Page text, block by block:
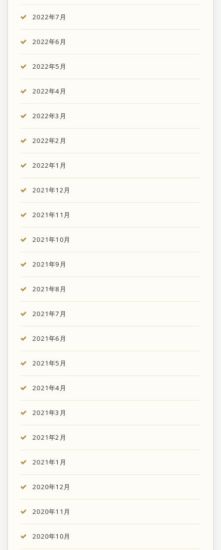
2022年7月
2022年6月
2022年5月
2022年4月
2022年3月
2022年2月
2022年1月
2021年12月
2021年11月
2021年10月
2021年9月
2021年8月
2021年7月
2021年6月
2021年5月
2021年4月
2021年3月
2021年2月
2021年1月
2020年12月
2020年11月
2020年10月